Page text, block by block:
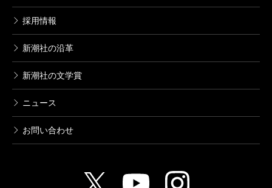
採用情報
新潮社の沿革
新潮社の文学賞
ニュース
お問い合わせ